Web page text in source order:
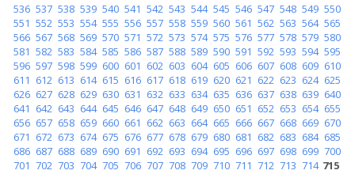
536 537 538 539 540 541 542 543 544 545 546 547 548 549 550
551 552 553 554 555 556 557 558 559 560 561 562 563 564 565
566 567 568 569 570 571 572 573 574 575 576 577 578 579 580
581 582 583 584 585 586 587 588 589 590 591 592 593 594 595
596 597 598 599 600 601 602 603 604 605 606 607 608 609 610
611 612 613 614 615 616 617 618 619 620 621 622 623 624 625
626 627 628 629 630 631 632 633 634 635 636 637 638 639 640
641 642 643 644 645 646 647 648 649 650 651 652 653 654 655
656 657 658 659 660 661 662 663 664 665 666 667 668 669 670
671 672 673 674 675 676 677 678 679 680 681 682 683 684 685
686 687 688 689 690 691 692 693 694 695 696 697 698 699 700
701 702 703 704 705 706 707 708 709 710 711 712 713 714 715